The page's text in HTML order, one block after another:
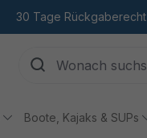
30 Tage Rückgaberecht
Boote, Kajaks & SUPs